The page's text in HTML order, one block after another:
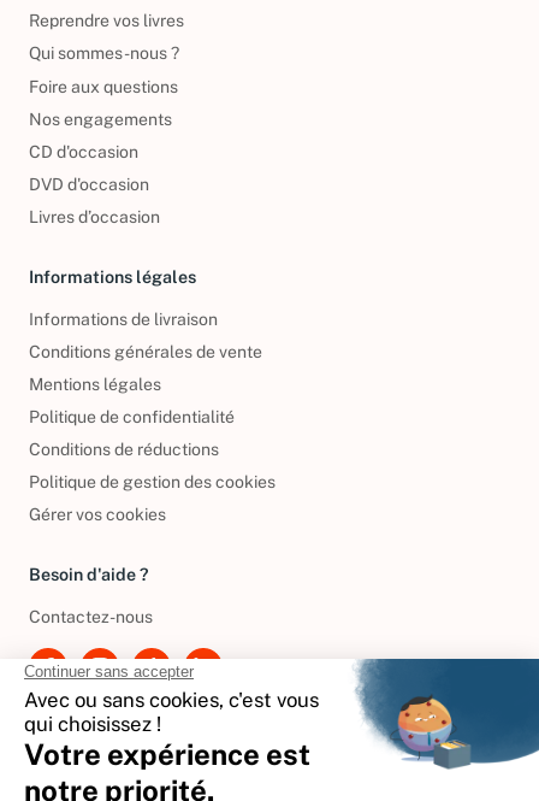
Reprendre vos livres
Qui sommes-nous ?
Foire aux questions
Nos engagements
CD d'occasion
DVD d'occasion
Livres d’occasion
Informations légales
Informations de livraison
Conditions générales de vente
Mentions légales
Politique de confidentialité
Conditions de réductions
Politique de gestion des cookies
Gérer vos cookies
Besoin d'aide ?
Contactez-nous
International
🇪🇸 Espagne